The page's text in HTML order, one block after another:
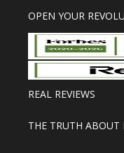
OPEN YOUR
REAL REVIEWS
THE TRUTH ABOUT